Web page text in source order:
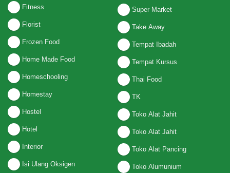
Fitness
Florist
Frozen Food
Home Made Food
Homeschooling
Homestay
Hostel
Hotel
Interior
Isi Ulang Oksigen
Super Market
Take Away
Tempat Ibadah
Tempat Kursus
Thai Food
TK
Toko Alat Jahit
Toko Alat Jahit
Toko Alat Pancing
Toko Alumunium